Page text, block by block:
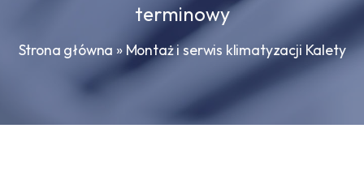
terminowy
Strona główna » Montaż i serwis klimatyzacji Kalety